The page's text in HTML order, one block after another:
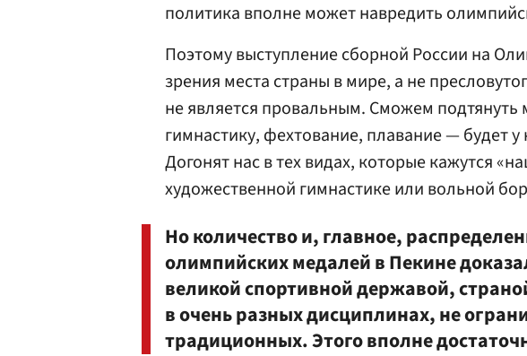
политика вполне может навредить
Поэтому выступление сборной России на
зрения места страны в мире, а не
не является провальным. Сможем
гимнастику, фехтование, плавание — будет
Догонят нас в тех видах, которые кажутся
художественной гимнастике или вольной
Но количество и, главное,
олимпийских медалей в Пекине
великой спортивной державой,
в очень разных дисциплинах, не
традиционных. Этого вполне